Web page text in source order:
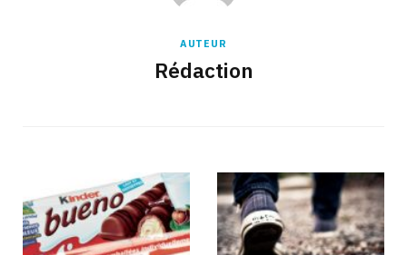
AUTEUR
Rédaction